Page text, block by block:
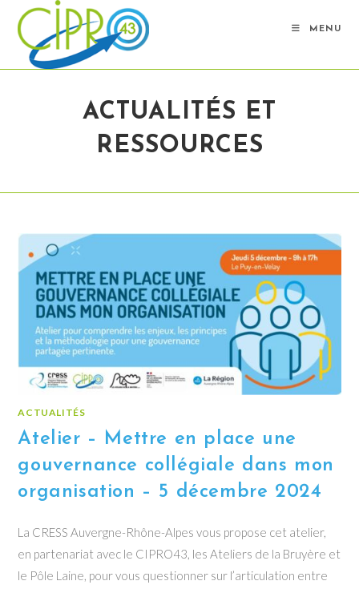
content
MENU
ACTUALITÉS ET
RESSOURCES
ACTUALITÉS
Atelier – Mettre en place une
gouvernance collégiale dans mon
organisation – 5 décembre 2024
La CRESS Auvergne-Rhône-Alpes vous propose cet atelier,
en partenariat avec le CIPRO43, les Ateliers de la Bruyère et
le Pôle Laine, pour vous questionner sur l’articulation entre